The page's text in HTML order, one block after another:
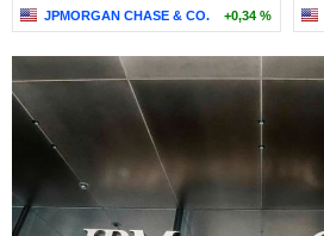
JPMORGAN CHASE & CO. +0,34 %